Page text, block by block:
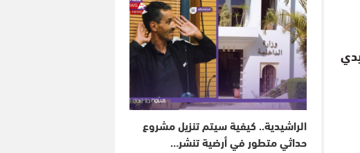
الراشيدية.. كيفية سيتم تنزيل مشروع
حداثي متطور في أرضية تنشر…